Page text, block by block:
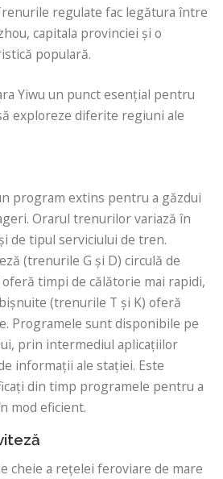
regulate fac legătura între
capitala provinciei și o
populară.
Yiwu un punct esențial pentru
exploreze diferite regiuni ale
program extins pentru a găzdui
Orarul trenurilor variază în
de tipul serviciului de tren.
(trenurile G și D) circulă de
timpi de călătorie mai rapidi,
(trenurile T și K) oferă
Programele sunt disponibile pe
prin intermediul aplicațiilor
informații ale stației. Este
din timp programele pentru a
mod eficient.
cheie a rețelei feroviare de mare